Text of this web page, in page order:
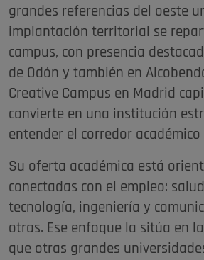
grandes referencias del oeste
implantación territorial se
campus, con presencia
de Odón y también en
Creative Campus en Madrid
convierte en una institución
entender el corredor académico
Su oferta académica está
conectadas con el empleo:
tecnología, ingeniería y
otras. Ese enfoque la sitúa en
que otras grandes